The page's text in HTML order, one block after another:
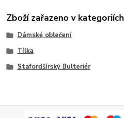
Zboží zařazeno v kategoriích
Dámské oblečení
Tílka
Stafordšírský Bulteriér